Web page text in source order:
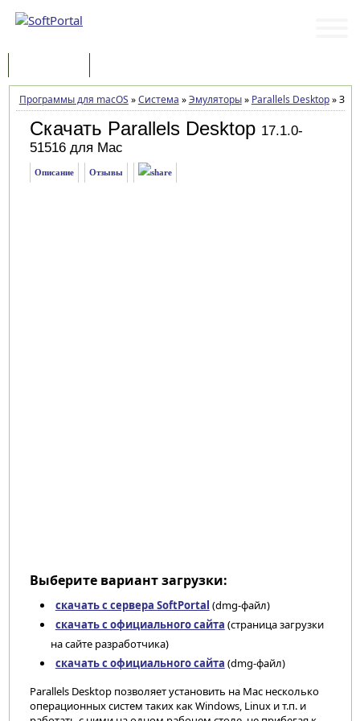
Программы для macOS »Система »Эмуляторы» Parallels Desktop»
Скачать Parallels Desktop 17.1.0-
51516 для Mac
Описание Отзывы
Выберите вариант загрузки:
скачать с сервера SoftPortal (dmg-файл)
скачать с официального сайта (страница загрузки
на сайте разработчика)
скачать с официального сайта (dmg-файл)
Parallels Desktop позволяет установить на Mac несколько
операционных систем таких как Windows, Linux и т.п. и